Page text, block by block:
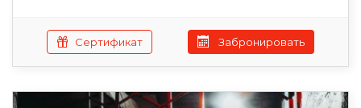
Сертификат Забронировать